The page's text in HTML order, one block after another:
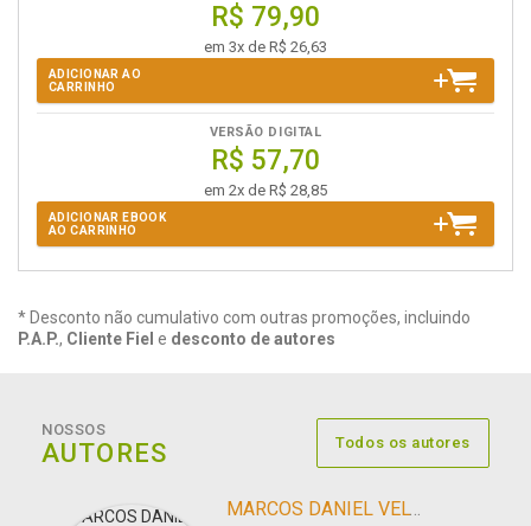
R$ 79,90
em 3x de R$ 26,63
ADICIONAR AO
CARRINHO
VERSÃO DIGITAL
R$ 57,70
em 2x de R$ 28,85
ADICIONAR EBOOK
AO CARRINHO
* Desconto não cumulativo com outras promoções, incluindo
P.A.P., Cliente Fiel e desconto de autores
NOSSOS
AUTORES Todos os autores
MARCOS DANIEL VELTRINI TICIANELLI